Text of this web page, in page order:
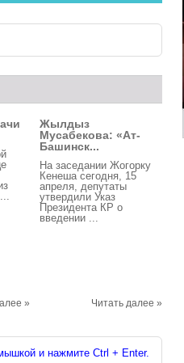
»
Жылдыз
Мусабекова: «Ат-
Башинск...
На заседании Жогорку
Кенеша сегодня, 15
апреля, депутаты
утвердили Указ
Президента КР о
введении ...
Читать далее »
и нажмите Ctrl + Enter.